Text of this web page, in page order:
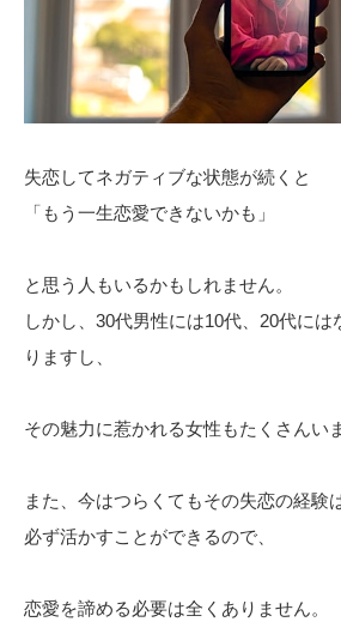
失恋してネガティブな状態が続くと
「もう一生恋愛できないかも」
と思う人もいるかもしれません。
しかし、30代男性には10代、20代に
りますし、
その魅力に惹かれる女性もたくさんい
また、今はつらくてもその失恋の経験
必ず活かすことができるので、
恋愛を諦める必要は全くありません。